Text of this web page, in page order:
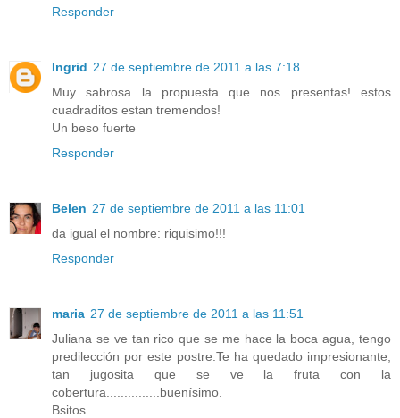
Responder
Ingrid 27 de septiembre de 2011 a las 7:18
Muy sabrosa la propuesta que nos presentas! estos
cuadraditos estan tremendos!
Un beso fuerte
Responder
Belen 27 de septiembre de 2011 a las 11:01
da igual el nombre: riquisimo!!!
Responder
maria 27 de septiembre de 2011 a las 11:51
Juliana se ve tan rico que se me hace la boca agua, tengo
predilección por este postre.Te ha quedado impresionante,
tan jugosita que se ve la fruta con la
cobertura...............buenísimo.
Bsitos